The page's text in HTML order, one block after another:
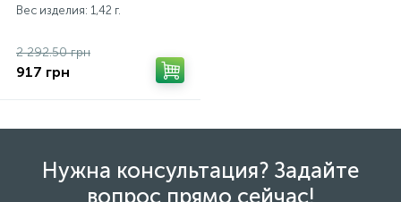
Вес изделия: 1,42 г.
2 292.50 грн
917 грн
Нужна консультация? Задайте
вопрос прямо сейчас!